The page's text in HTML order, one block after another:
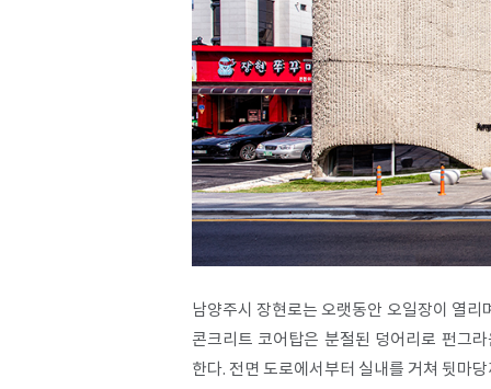
남양주시 장현로는 오랫동안 오일장이 열
콘크리트 코어탑은 분절된 덩어리로 펀그
한다. 전면 도로에서부터 실내를 거쳐 뒷마